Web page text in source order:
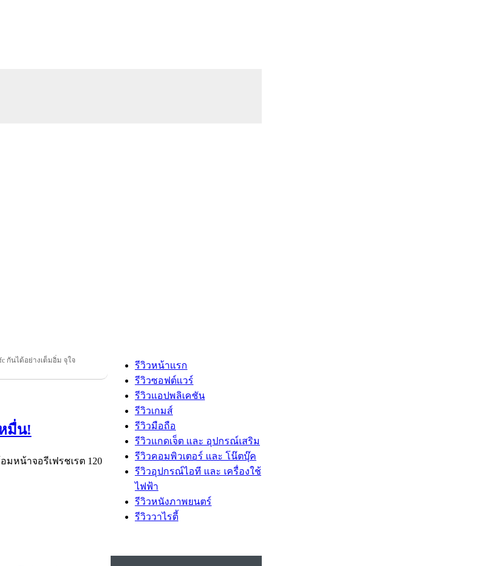
กันได้อย่างเต็มอิ่ม จุใจ
มื่น!
มหน้าจอรีเฟรชเรต 120
รีวิวหน้าแรก
รีวิวซอฟต์แวร์
รีวิวแอปพลิเคชัน
รีวิวเกมส์
รีวิวมือถือ
รีวิวแกดเจ็ต และ อุปกรณ์เสริม
รีวิวคอมพิวเตอร์ และ โน๊ตบุ๊ค
รีวิวอุปกรณ์ไอที และ เครื่องใช้
ไฟฟ้า
รีวิวหนังภาพยนตร์
รีวิววาไรตี้